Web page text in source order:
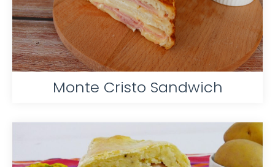
Monte Cristo Sandwich